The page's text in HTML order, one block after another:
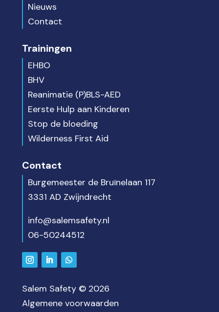
Nieuws
Contact
Trainingen
EHBO
BHV
Reanimatie (P)BLS-AED
Eerste Hulp aan Kinderen
Stop de bloeding
Wilderness First Aid
Contact
Burgemeester de Bruïnelaan 117
3331 AD Zwijndrecht
info@salemsafety.nl
06-50244512
Salem Safety © 2026
Algemene voorwaarden